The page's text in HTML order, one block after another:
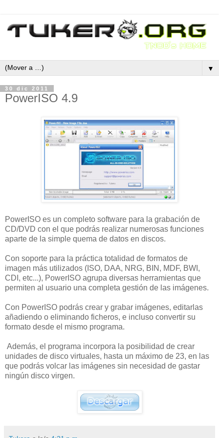
▼
30 dic 2011
PowerISO 4.9
PowerISO es un completo software para la grabación de
CD/DVD con el que podrás realizar numerosas funciones
aparte de la simple quema de datos en discos.
Con soporte para la práctica totalidad de formatos de
imagen más utilizados (ISO, DAA, NRG, BIN, MDF, BWI,
CDI, etc...), PowerISO agrupa diversas herramientas que
permiten al usuario una completa gestión de las imágenes.
Con PowerISO podrás crear y grabar imágenes, editarlas
añadiendo o eliminando ficheros, e incluso convertir su
formato desde el mismo programa.
Además, el programa incorpora la posibilidad de crear
unidades de disco virtuales, hasta un máximo de 23, en las
que podrás volcar las imágenes sin necesidad de gastar
ningún disco virgen.